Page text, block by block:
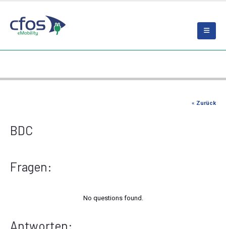
« Zurück
BDC
Fragen:
No questions found.
Antworten: